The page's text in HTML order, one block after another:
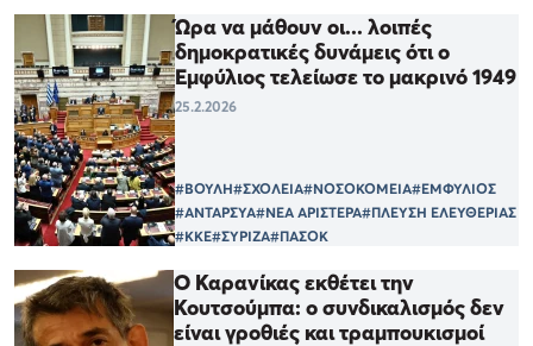
Ώρα να μάθουν οι... λοιπές
δημοκρατικές δυνάμεις ότι ο
Εμφύλιος τελείωσε το μακρινό 1949
25.2.2026
#ΒΟΥΛΗ#ΣΧΟΛΕΙΑ#ΝΟΣΟΚΟΜΕΙΑ#ΕΜΦΥΛΙΟΣ
#ΑΝΤΑΡΣΥΑ#ΝΕΑ ΑΡΙΣΤΕΡΑ#ΠΛΕΥΣΗ ΕΛΕΥΘΕΡΙΑΣ
#ΚΚΕ#ΣΥΡΙΖΑ#ΠΑΣΟΚ
Ο Καρανίκας εκθέτει την
Κουτσούμπα: ο συνδικαλισμός δεν
είναι γροθιές και τραμπουκισμοί